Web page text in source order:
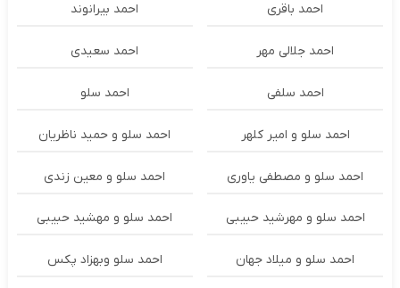
احمد باقری احمد بیرانوند
احمد جلالی مهر احمد سعیدی
احمد سلفی احمد سلو
احمد سلو و امیر کلهر احمد سلو و حمید ناظریان
احمد سلو و مصطفی یاوری احمد سلو و معین زندی
احمد سلو و مهرشید حبیبی احمد سلو و مهشید حبیبی
احمد سلو و میلاد جهان احمد سلو وبهزاد پکس